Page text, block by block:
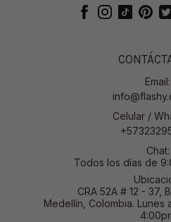
Email:
Celular /
Chat:
Todos los días de
CRA 52A # 12 - 37,
Medellín, Colombia. Lunes